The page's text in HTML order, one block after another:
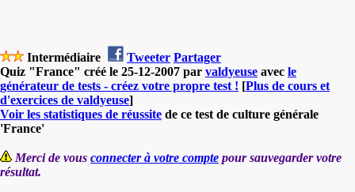
Intermédiaire Tweeter Partager
Quiz "France" créé le 25-12-2007 par valdyeuse avec le
générateur de tests - créez votre propre test ! [Plus de cours et
d'exercices de valdyeuse]
Voir les statistiques de réussite de ce test de culture générale
'France'
Merci de vous connecter à votre compte pour sauvegarder votre
résultat.